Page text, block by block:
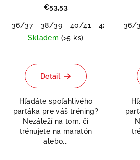
športy
€53,53
36/37 38/39 40/41 42/43 44/
Skladem (>5 ks)
Detail
Hľadáte spoľahlivého
parťáka pre váš tréning?
Nezáleží na tom, či
trénujete na maratón
alebo...
36/